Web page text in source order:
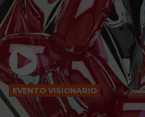
EVENTO VISIONARIO